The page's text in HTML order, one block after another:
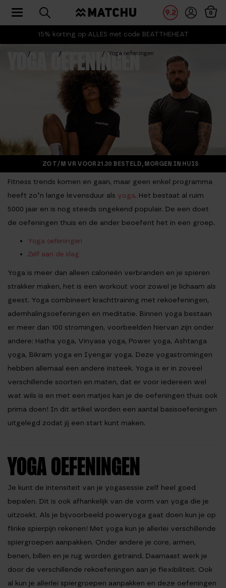
15% korting op ALLES met code BEATTHEHEAT
9.2 0
Toggle navigation
Yoga oefeningen
YOGA OEFENINGEN
ZO T/M VR VOOR 21.30 BESTELD, MORGEN IN HUIS
Fitness trends komen en gaan, maar geen enkel programma
heeft zo’n lange levensduur als yoga. Het bestaat al ruim
5000 jaar en is nog steeds ongekend populair. De een doet
de oefeningen thuis en de ander beoefent het in een groep.
Yoga oefeningen
Zelf aan de slag
Yoga is meer dan alleen calorieën verbranden en je spieren
strakker maken, het is een workout voor zowel je lichaam als
geest. Yoga combineert krachttraining met rekoefeningen,
ademhalingsoefeningen en meditatie. Binnen yoga bestaan
er meer dan 100 stromingen, voorbeelden hiervan zijn onder
andere: Hatha yoga, Vinyasa yoga, Power yoga, Ashtanga
yoga, Bikram yoga en Iyengar yoga. Deze yogastromingen
hebben allemaal een andere insteek. Yoga is er in zoveel
verschillende soorten en maten, dat er voor iedereen wel
wat wils is en met een matjes kan je de oefeningen thuis ook
prima doen! In dit artikel worden een aantal basisoefeningen
uitgelegd zodat jij een start kunt maken.
YOGA OEFENINGEN
Je kunt de intensiteit van je yogasessie zelf heel goed
bepalen. Dit is ook afhankelijk van de vorm van yoga die je
uitzoekt. Als je bijvoorbeeld poweryoga gaat doen kun je op
flinke spierpijn rekenen! Met yoga kun je allerlei verschillende
spiergroepen aanpakken. Onder andere je core, armen,
benen, billen en je rug worden getraind. Daarnaast werk je
door de verschillende rekoefeningen aan je flexibiliteit. Ook
al kun je allerlei spiergroepen aanpakken en deze oefeningen